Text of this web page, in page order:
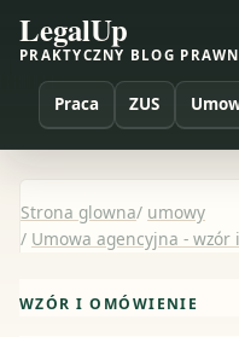
LegalUp
PRAKTYCZNY BLOG
Praca ZUS
Strona glowna/ umowy
/ Umowa agencyjna -
WZÓR I OMÓWIENIE